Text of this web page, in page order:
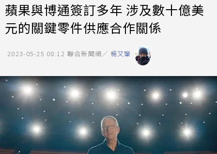
蘋果與博通簽訂多年 涉及數十億美
元的關鍵零件供應合作關係
2023-05-25 08:12 聯合新聞網／ 楊又肇